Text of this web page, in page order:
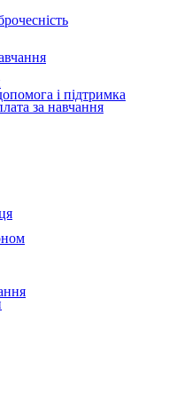
і підтримка
за навчання